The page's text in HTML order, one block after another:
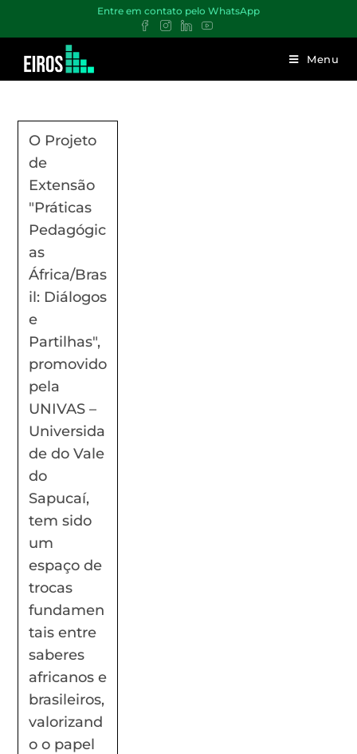
Entre em contato pelo WhatsApp
Menu
O Projeto
de
Extensão
"Práticas
Pedagógic
as
África/Bras
il: Diálogos
e
Partilhas",
promovido
pela
UNIVAS –
Universida
de do Vale
do
Sapucaí,
tem sido
um
espaço de
trocas
fundamen
tais entre
saberes
africanos e
brasileiros,
valorizand
o o papel